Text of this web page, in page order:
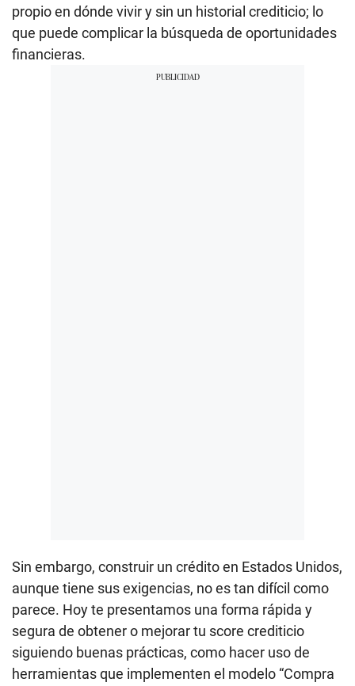
propio en dónde vivir y sin un historial crediticio; lo
que puede complicar la búsqueda de oportunidades
financieras.
Sin embargo, construir un crédito en Estados Unidos,
aunque tiene sus exigencias, no es tan difícil como
parece. Hoy te presentamos una forma rápida y
segura de obtener o mejorar tu score crediticio
siguiendo buenas prácticas, como hacer uso de
herramientas que implementen el modelo “Compra